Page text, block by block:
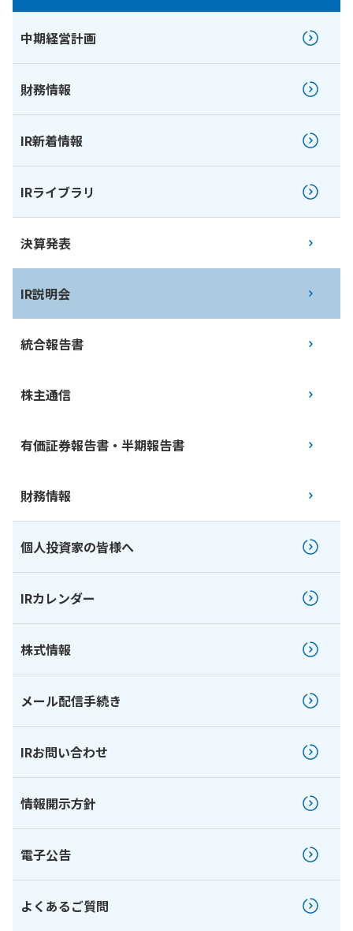
中期経営計画
財務情報
IR新着情報
IRライブラリ
決算発表
IR説明会
統合報告書
株主通信
有価証券報告書・半期報告書
財務情報
個人投資家の皆様へ
IRカレンダー
株式情報
メール配信手続き
IRお問い合わせ
情報開示方針
電子公告
よくあるご質問